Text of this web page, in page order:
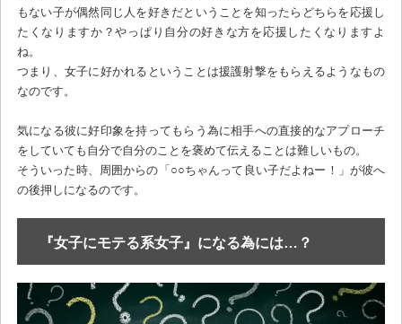
もない子が偶然同じ人を好きだということを知ったらどちらを応援し
たくなりますか？やっぱり自分の好きな方を応援したくなりますよ
ね。
つまり、女子に好かれるということは援護射撃をもらえるようなもの
なのです。
気になる彼に好印象を持ってもらう為に相手への直接的なアプローチ
をしていても自分で自分のことを褒めて伝えることは難しいもの。
そういった時、周囲からの「○○ちゃんって良い子だよねー！」が彼へ
の後押しになるのです。
『女子にモテる系女子』になる為には…？